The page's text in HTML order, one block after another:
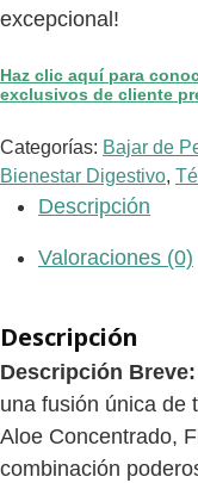
excepcional!
Haz clic aquí para
exclusivos de cliente
Categorías: Bajar de
Bienestar Digestivo,
Descripción
Valoraciones (0)
Descripción
Descripción Breve:
una fusión única de
Aloe Concentrado,
combinación